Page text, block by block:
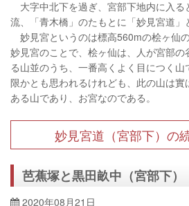
大字中北下を過ぎ、宮部下地内に入る
流、「青木橋」のたもとに「妙見宮道」
妙見宮というのは標高560mの桧ヶ仙
妙見宮のことで、桧ヶ仙は、人が宮部の
る山並のうち、一番高くよく目につく
限かとも思われるけれども、此の山は實
ある山であり、お宮なのである。
妙見宮道（宮部下）の
芭蕉塚と黒田畝中（宮部下）
2020年08月21日